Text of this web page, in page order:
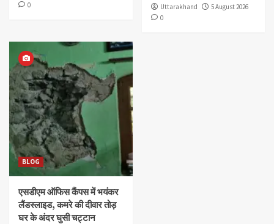
0
Uttarakhand
5 August 2026
0
BLOG
एसडीएम ऑफिस कैंपस में भयंकर
लैंडस्लाइड, कमरे की दीवार तोड़
घर के अंदर घुसी चट्टान